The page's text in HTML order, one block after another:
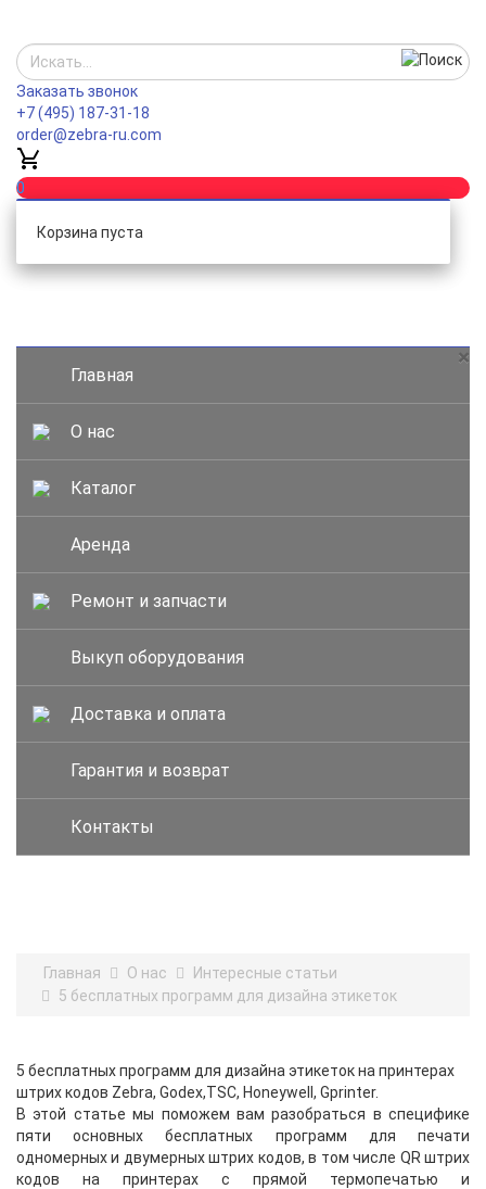
Заказать звонок
+7 (495) 187-31-18
order@zebra-ru.com
0
Корзина пуста
×
Главная
О нас
Каталог
Аренда
Ремонт и запчасти
Выкуп оборудования
Доставка и оплата
Гарантия и возврат
Контакты
Главная О нас
Интересные статьи
5 бесплатных программ для дизайна этикеток
5 бесплатных программ для дизайна этикеток на принтерах
штрих кодов Zebra, Godex,TSC, Honeywell, Gprinter.
В этой статье мы поможем вам разобраться в специфике
пяти основных бесплатных программ для печати
одномерных и двумерных штрих кодов, в том числе QR штрих
кодов на принтерах с прямой термопечатью и